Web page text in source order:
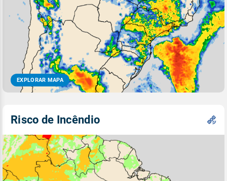
EXPLORAR MAPA
Risco de Incêndio